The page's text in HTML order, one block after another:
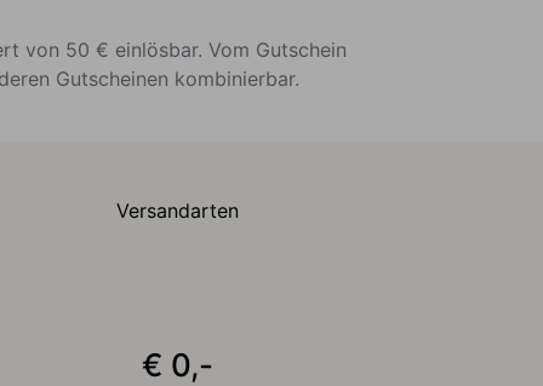
von 50 € einlösbar. Vom Gutschein
Gutscheinen kombinierbar.
Versandarten
€ 0,-